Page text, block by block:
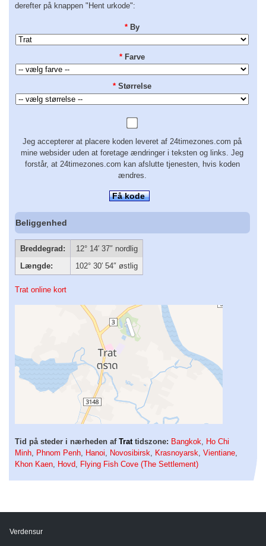
derefter på knappen "Hent urkode":
* By
* Farve
* Størrelse
Jeg accepterer at placere koden leveret af 24timezones.com på
mine websider uden at foretage ændringer i teksten og links. Jeg
forstår, at 24timezones.com kan afslutte tjenesten, hvis koden
ændres.
Få kode
Beliggenhed
Breddegrad:
12° 14′ 37″ nordlig
Længde:
102° 30′ 54″ østlig
Trat online kort
Tid på steder i nærheden af Trattidszone: Bangkok, Ho Chi
Minh, Phnom Penh, Hanoi, Novosibirsk, Krasnoyarsk, Vientiane,
Khon Kaen, Hovd, Flying Fish Cove (The Settlement)
Verdensur